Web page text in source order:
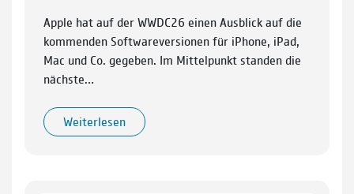
Apple hat auf der WWDC26 einen Ausblick auf die
kommenden Softwareversionen für iPhone, iPad,
Mac und Co. gegeben. Im Mittelpunkt standen die
nächste…
Weiterlesen